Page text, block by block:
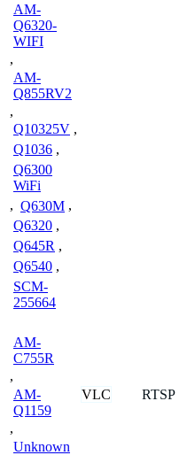
AM-
Q6320-
WIFI
,
AM-
Q855RV2
,
Q10325V ,
Q1036 ,
Q6300
WiFi
, Q630M ,
Q6320 ,
Q645R ,
Q6540 ,
SCM-
255664
AM-
C755R
,
AM-
Q1159
,
Unknown
VLC RTSP